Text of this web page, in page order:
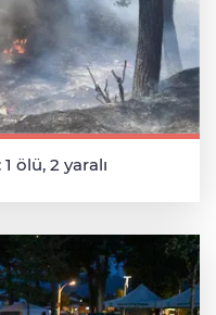
ölü, 2 yaralı